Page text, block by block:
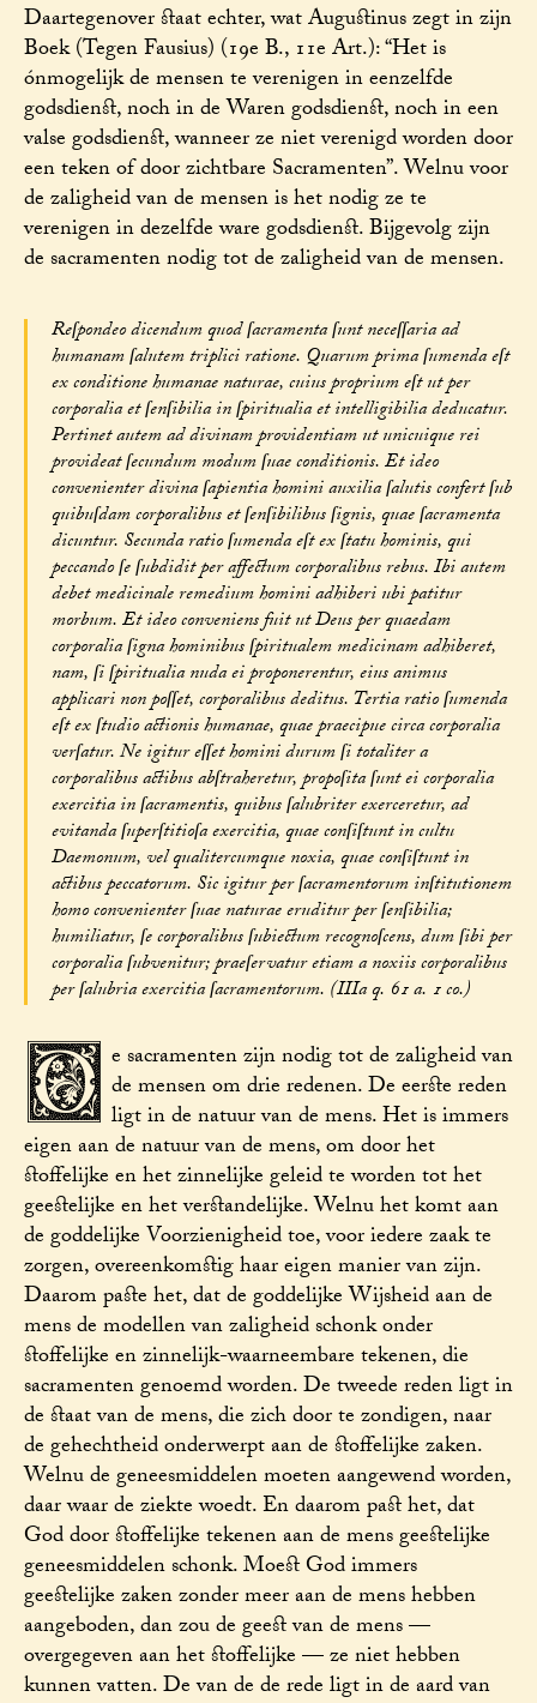
Daartegenover staat echter, wat Augustinus zegt in zijn
Boek (Tegen Fausius) (19e B., 11e Art.): “Het is
ónmogelijk de mensen te verenigen in eenzelfde
godsdienst, noch in de Waren godsdienst, noch in een
valse godsdienst, wanneer ze niet verenigd worden door
een teken of door zichtbare Sacramenten”. Welnu voor
de zaligheid van de mensen is het nodig ze te
verenigen in dezelfde ware godsdienst. Bijgevolg zijn
de sacramenten nodig tot de zaligheid van de mensen.
Reſpondeo dicendum quod ſacramenta ſunt neceſſaria ad
humanam ſalutem triplici ratione. Quarum prima ſumenda eſt
ex conditione humanae naturae, cuius proprium eſt ut per
corporalia et ſenſibilia in ſpiritualia et intelligibilia deducatur.
Pertinet autem ad divinam providentiam ut unicuique rei
provideat ſecundum modum ſuae conditionis. Et ideo
convenienter divina ſapientia homini auxilia ſalutis confert ſub
quibuſdam corporalibus et ſenſibilibus ſignis, quae ſacramenta
dicuntur. Secunda ratio ſumenda eſt ex ſtatu hominis, qui
peccando ſe ſubdidit per affectum corporalibus rebus. Ibi autem
debet medicinale remedium homini adhiberi ubi patitur
morbum. Et ideo conveniens fuit ut Deus per quaedam
corporalia ſigna hominibus ſpiritualem medicinam adhiberet,
nam, ſi ſpiritualia nuda ei proponerentur, eius animus
applicari non poſſet, corporalibus deditus. Tertia ratio ſumenda
eſt ex ſtudio actionis humanae, quae praecipue circa corporalia
verſatur. Ne igitur eſſet homini durum ſi totaliter a
corporalibus actibus abſtraheretur, propoſita ſunt ei corporalia
exercitia in ſacramentis, quibus ſalubriter exerceretur, ad
evitanda ſuperſtitioſa exercitia, quae conſiſtunt in cultu
Daemonum, vel qualitercumque noxia, quae conſiſtunt in
actibus peccatorum. Sic igitur per ſacramentorum inſtitutionem
homo convenienter ſuae naturae eruditur per ſenſibilia;
humiliatur, ſe corporalibus ſubiectum recognoſcens, dum ſibi per
corporalia ſubvenitur; praeſervatur etiam a noxiis corporalibus
per ſalubria exercitia ſacramentorum. (IIIa q. 61 a. 1 co.)
D e sacramenten zijn nodig tot de zaligheid van
de mensen om drie redenen. De eerste reden
ligt in de natuur van de mens. Het is immers
eigen aan de natuur van de mens, om door het
stoffelijke en het zinnelijke geleid te worden tot het
geestelijke en het verstandelijke. Welnu het komt aan
de goddelijke Voorzienigheid toe, voor iedere zaak te
zorgen, overeenkomstig haar eigen manier van zijn.
Daarom paste het, dat de goddelijke Wijsheid aan de
mens de modellen van zaligheid schonk onder
stoffelijke en zinnelijk-waarneembare tekenen, die
sacramenten genoemd worden. De tweede reden ligt in
de staat van de mens, die zich door te zondigen, naar
de gehechtheid onderwerpt aan de stoffelijke zaken.
Welnu de geneesmiddelen moeten aangewend worden,
daar waar de ziekte woedt. En daarom past het, dat
God door stoffelijke tekenen aan de mens geestelijke
geneesmiddelen schonk. Moest God immers
geestelijke zaken zonder meer aan de mens hebben
aangeboden, dan zou de geest van de mens —
overgegeven aan het stoffelijke — ze niet hebben
kunnen vatten. De van de de rede ligt in de aard van